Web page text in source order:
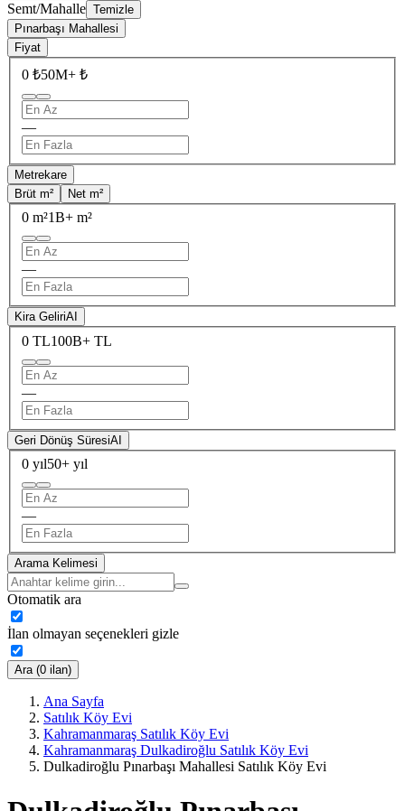
Semt/Mahalle Temizle
Pınarbaşı Mahallesi
Fiyat
0 ₺50M+ ₺
—
Metrekare
Brüt m²
Net m²
0 m²1B+ m²
—
Kira GeliriAI
0 TL100B+ TL
—
Geri Dönüş SüresiAI
0 yıl50+ yıl
—
Arama Kelimesi
Otomatik ara
İlan olmayan seçenekleri gizle
Ara (0 ilan)
Ana Sayfa
Satılık Köy Evi
Kahramanmaraş Satılık Köy Evi
Kahramanmaraş Dulkadiroğlu Satılık Köy Evi
Dulkadiroğlu Pınarbaşı Mahallesi Satılık Köy Evi